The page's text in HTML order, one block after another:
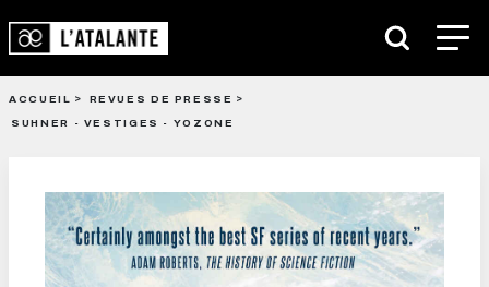
ACCUEIL
REVUES DE PRESSE
SUHNER - VESTIGES - YOZONE